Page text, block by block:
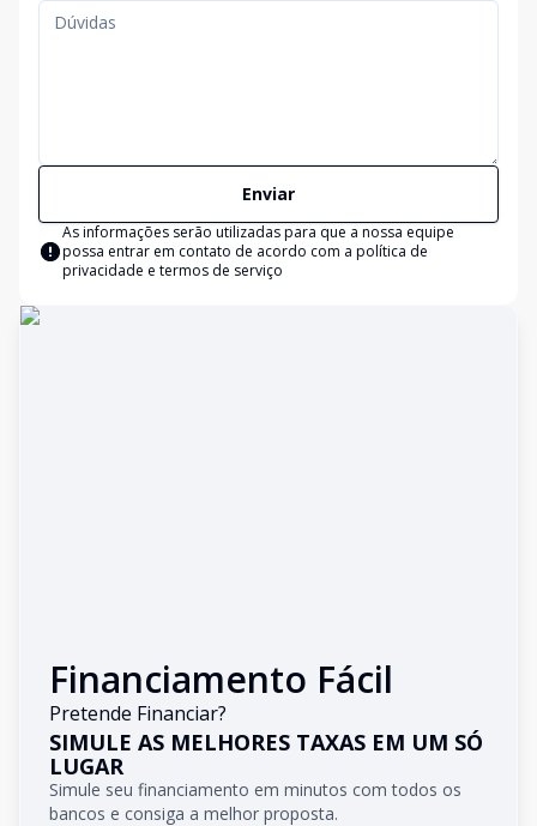
Enviar
As informações serão utilizadas para que a nossa equipe
possa entrar em contato de acordo com a política de
privacidade e termos de serviço
Financiamento Fácil
Pretende Financiar?
SIMULE AS MELHORES TAXAS EM UM SÓ
LUGAR
Simule seu financiamento em minutos com todos os
bancos e consiga a melhor proposta.